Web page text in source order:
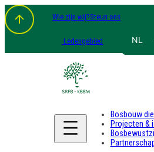
Wie zijn wij?Steun ons
Ledengebied NL
DE
Bosbouw
Projecten &